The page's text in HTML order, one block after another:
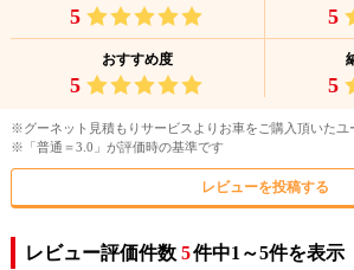
5 5
おすすめ度
5 5
※グーネット見積もりサービスよりお車をご購入頂いたユ
※「普通＝3.0」が評価時の基準です
レビューを投稿する
レビュー評価件数 5件中1～5件を表示